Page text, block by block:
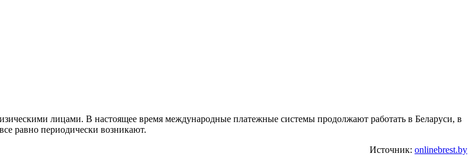
лицами. В настоящее время международные платежные системы продолжают работать в Беларуси, в
равно периодически возникают.
Источник: onlinebrest.by